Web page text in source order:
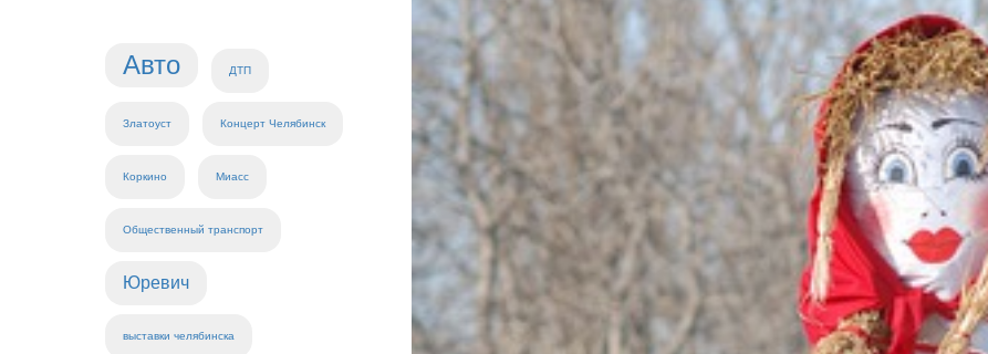
Авто ДТП
Златоуст Концерт Челябинск
Коркино Миасс
Общественный транспорт
Юревич
выставки челябинска